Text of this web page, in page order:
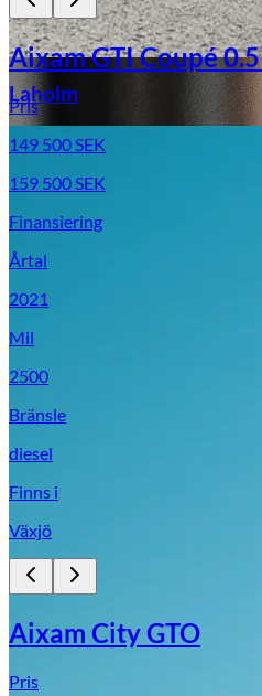
Laholm
Aixam GTI Coupé
Pris
149 500SEK
159 500SEK
Finansiering
Årtal
2021
Mil
2500
Bränsle
diesel
Finns i
Växjö
Aixam City GTO
Pris